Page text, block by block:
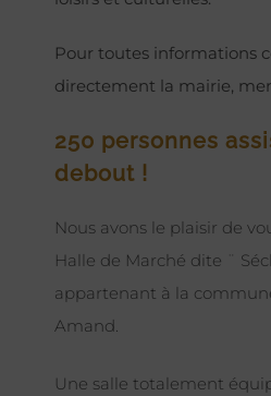
Pour toutes informations
directement la mairie,
250 personnes
debout !
Nous avons le plaisir de
Halle de Marché dite ¨
appartenant à la
Amand.
Une salle totalement